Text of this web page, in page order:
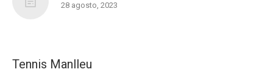
28 agosto, 2023
Tennis Manlleu